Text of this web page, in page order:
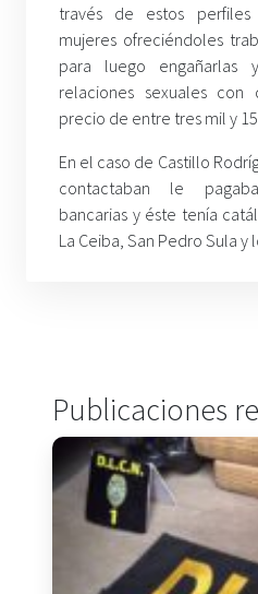
través de estos
mujeres ofreciéndoles
para luego engañarlas
relaciones sexuales con
precio de entre tres mil y
En el caso de Castillo
contactaban le
bancarias y éste tenía
La Ceiba, San Pedro Sula
Publicaciones